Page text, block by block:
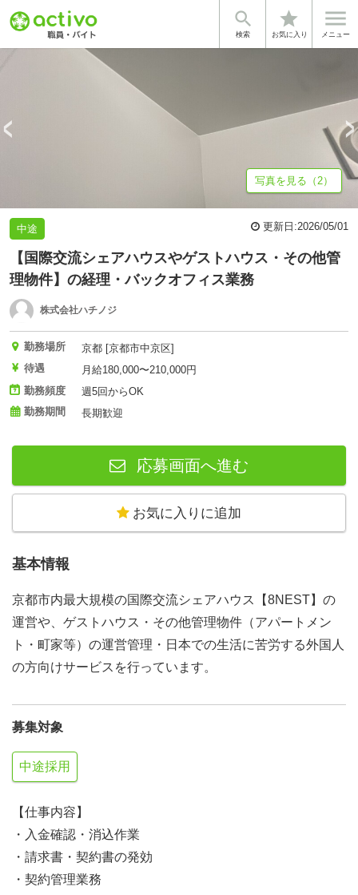

検索
star
お気に入り

メニュー
基本情報 企業情報
写真を見る（2）
中途 更新日:2026/05/01
【国際交流シェアハウスやゲストハウス・その他管
理物件】の経理・バックオフィス業務
株式会社ハチノジ
勤務場所
京都 [京都市中京区]
待遇
月給180,000〜210,000円
勤務頻度
週5回からOK
勤務期間
長期歓迎
応募画面へ進む
お気に入りに追加
基本情報
京都市内最大規模の国際交流シェアハウス【8NEST】の
運営や、ゲストハウス・その他管理物件（アパートメン
ト・町家等）の運営管理・日本での生活に苦労する外国人
の方向けサービスを行っています。
募集対象
中途採用
【仕事内容】
・入金確認・消込作業
・請求書・契約書の発効
・契約管理業務